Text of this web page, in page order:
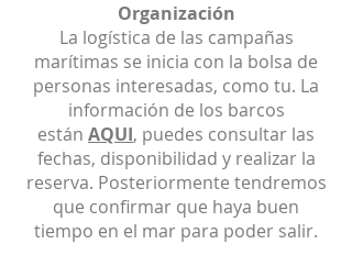
Organización
La logística de las campañas
marítimas se inicia con la bolsa de
personas interesadas, como tu. La
información de los barcos
están AQUI, puedes consultar las
fechas, disponibilidad y realizar la
reserva. Posteriormente tendremos
que confirmar que haya buen
tiempo en el mar para poder salir.